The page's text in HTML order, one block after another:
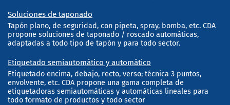
Soluciones de taponado
Tapón plano, de seguridad, con pipeta, spray, bomba, etc. CDA
propone soluciones de taponado / roscado automáticas,
adaptadas a todo tipo de tapón y para todo sector.
Etiquetado semiautomático y automático
Etiquetado encima, debajo, recto, verso; técnica 3 puntos,
envolvente, etc. CDA propone una gama completa de
etiquetadoras semiautomáticas y automáticas lineales para
todo formato de productos y todo sector